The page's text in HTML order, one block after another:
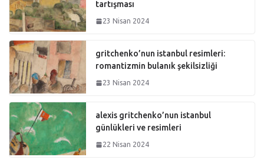
tartışması
23 Nisan 2024
gritchenko’nun istanbul resimleri:
romantizmin bulanık şekilsizliği
23 Nisan 2024
alexis gritchenko’nun istanbul
günlükleri ve resimleri
22 Nisan 2024